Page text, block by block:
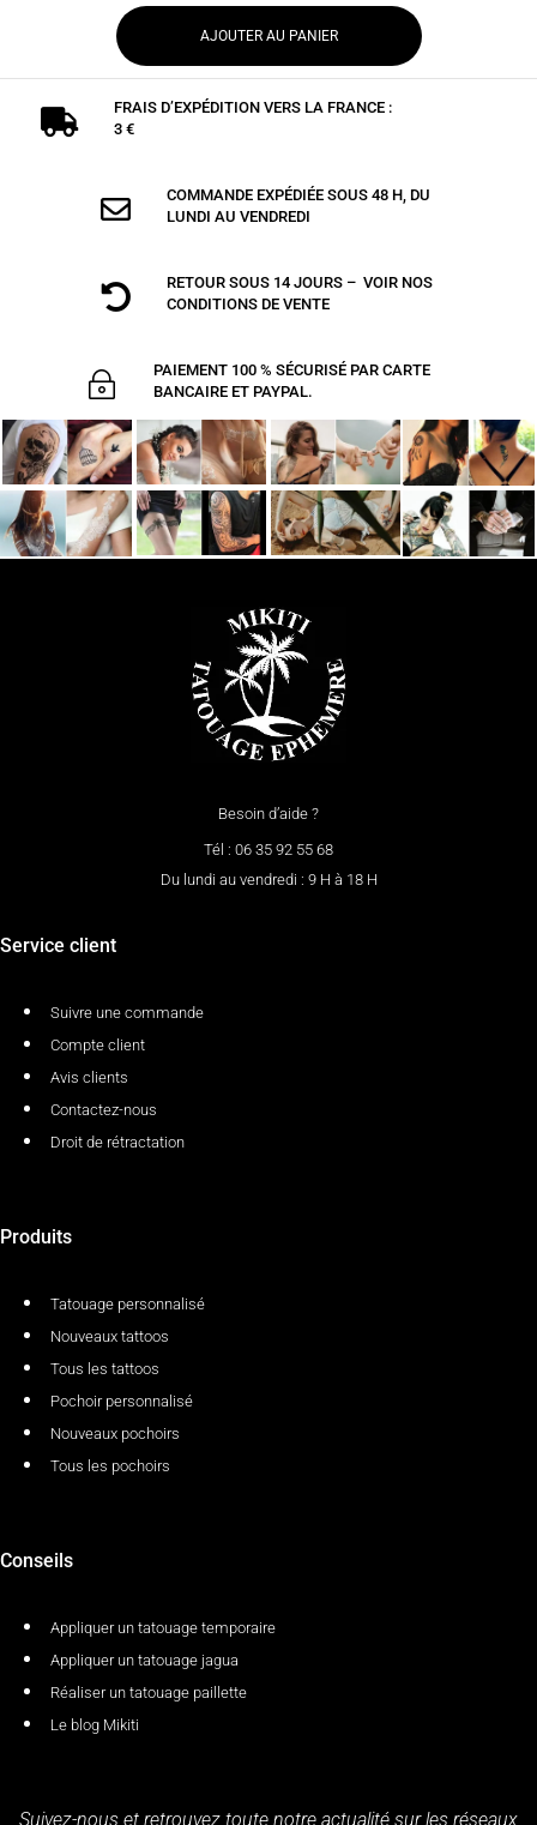
AJOUTER AU PANIER

FRAIS D’EXPÉDITION VERS LA FRANCE :
3 €

COMMANDE EXPÉDIÉE SOUS 48 H, DU
LUNDI AU VENDREDI

RETOUR SOUS 14 JOURS – VOIR NOS
CONDITIONS DE VENTE
~
PAIEMENT 100 % SÉCURISÉ PAR CARTE
BANCAIRE ET PAYPAL.
Besoin d’aide ?
Tél : 06 35 92 55 68
Du lundi au vendredi : 9 H à 18 H
Service client
Suivre une commande
Compte client
Avis clients
Contactez-nous
Droit de rétractation
Produits
Tatouage personnalisé
Nouveaux tattoos
Tous les tattoos
Pochoir personnalisé
Nouveaux pochoirs
Tous les pochoirs
Conseils
Appliquer un tatouage temporaire
Appliquer un tatouage jagua
Réaliser un tatouage paillette
Le blog Mikiti
Suivez-nous et retrouvez toute notre actualité sur les réseaux